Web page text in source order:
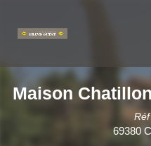
Maison
69380